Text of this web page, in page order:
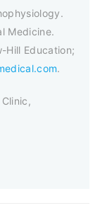
Medicine.
Hill Education;
.